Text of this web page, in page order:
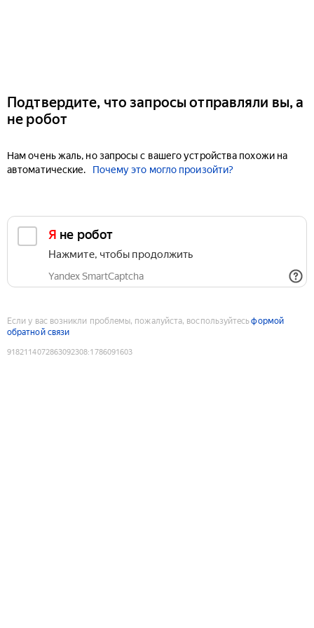
Подтвердите, что запросы отправляли вы, а
не робот
Нам очень жаль, но запросы с вашего устройства похожи на
автоматические.
Почему это могло произойти?
Я не робот
Нажмите, чтобы продолжить
Yandex SmartCaptcha
Если у вас возникли проблемы, пожалуйста, воспользуйтесьформой
обратной связи
9182114072863092308:1786091603